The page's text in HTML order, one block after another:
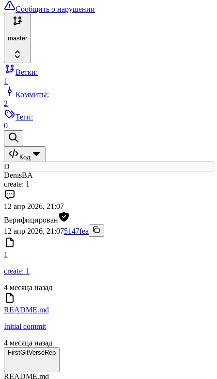
Сообщить о нарушении
master
Ветки:
1
Коммиты:
2
Теги:
0
Код
D
DenisBA
create: 1
12 апр 2026, 21:07
Верифицирован
12 апр 2026, 21:075147fea
1
create: 1
4 месяца назад
README.md
Initial commit
4 месяца назад
FirstGitVerseRep
README.md